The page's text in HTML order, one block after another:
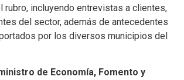
rubro, incluyendo entrevistas a clientes,
del sector, además de antecedentes
por los diversos municipios del
de Economía, Fomento y